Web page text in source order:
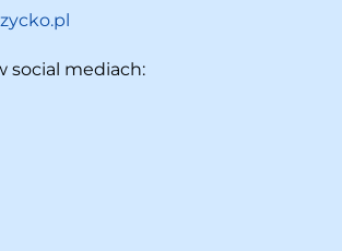
social mediach: